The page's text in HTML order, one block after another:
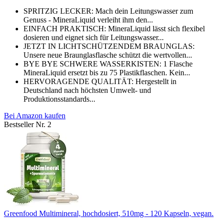
SPRITZIG LECKER: Mach dein Leitungswasser zum
Genuss - MineraLiquid verleiht ihm den...
EINFACH PRAKTISCH: MineraLiquid lässt sich flexibel
dosieren und eignet sich für Leitungswasser...
JETZT IN LICHTSCHÜTZENDEM BRAUNGLAS:
Unsere neue Braunglasflasche schützt die wertvollen...
BYE BYE SCHWERE WASSERKISTEN: 1 Flasche
MineraLiquid ersetzt bis zu 75 Plastikflaschen. Kein...
HERVORAGENDE QUALITÄT: Hergestellt in
Deutschland nach höchsten Umwelt- und
Produktionsstandards...
Bei Amazon kaufen
Bestseller Nr. 2
Greenfood Multimineral, hochdosiert, 510mg - 120 Kapseln, vegan.